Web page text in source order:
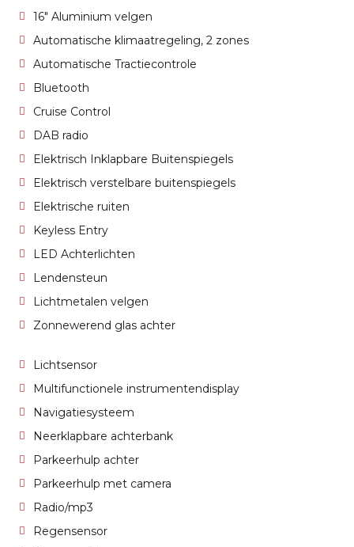
16" Aluminium velgen
Automatische klimaatregeling, 2 zones
Automatische Tractiecontrole
Bluetooth
Cruise Control
DAB radio
Elektrisch Inklapbare Buitenspiegels
Elektrisch verstelbare buitenspiegels
Elektrische ruiten
Keyless Entry
LED Achterlichten
Lendensteun
Lichtmetalen velgen
Zonnewerend glas achter
Lichtsensor
Multifunctionele instrumentendisplay
Navigatiesysteem
Neerklapbare achterbank
Parkeerhulp achter
Parkeerhulp met camera
Radio/mp3
Regensensor